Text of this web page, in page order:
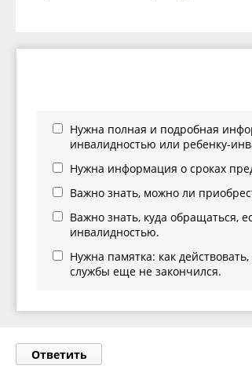
Нужна полная и подробная
инвалидностью или ребенку-
Нужна информация о сроках
Важно знать, можно ли
Важно знать, куда обращаться,
инвалидностью.
Нужна памятка: как
службы еще не закончился.